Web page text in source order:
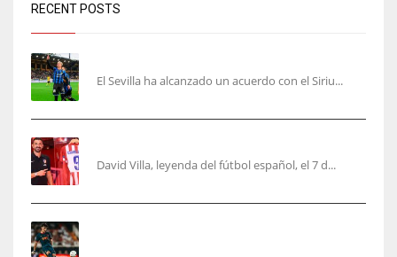
RECENT POSTS
El Sevilla ha alcanzado un acuerdo con el Siriu...
David Villa, leyenda del fútbol español, el 7 d...